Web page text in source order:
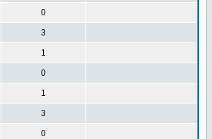
0
3
1
0
1
3
0